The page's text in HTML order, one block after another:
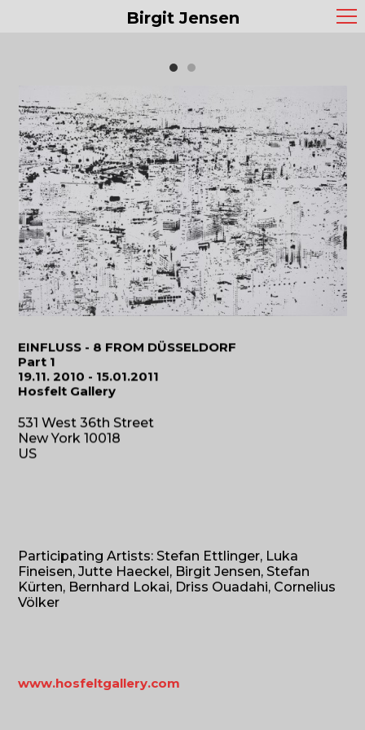
Birgit Jensen
EINFLUSS - 8 FROM DÜSSELDORF
Part 1
19.11. 2010 - 15.01.2011
Hosfelt Gallery
531 West 36th Street
New York 10018
US
Participating Artists: Stefan Ettlinger, Luka
Fineisen, Jutte Haeckel, Birgit Jensen, Stefan
Kürten, Bernhard Lokai, Driss Ouadahi, Cornelius
Völker
www.hosfeltgallery.com